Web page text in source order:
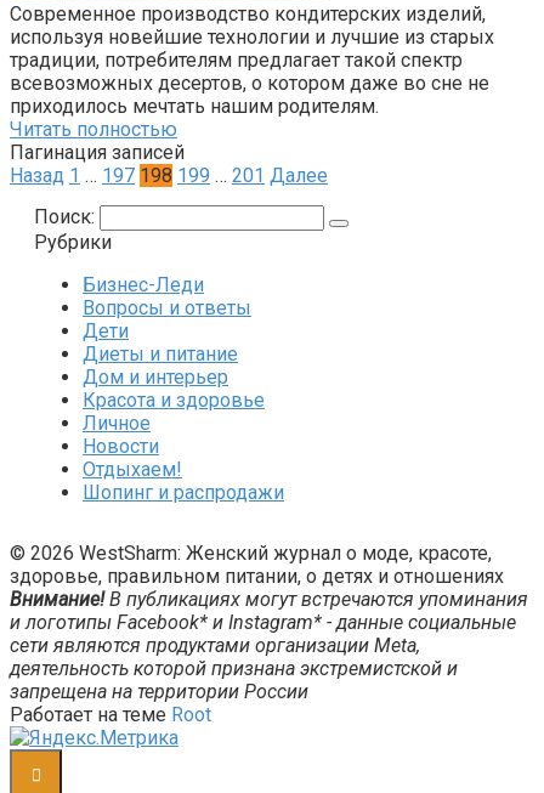
Современное производство кондитерских изделий,
используя новейшие технологии и лучшие из старых
традиции, потребителям предлагает такой спектр
всевозможных десертов, о котором даже во сне не
приходилось мечтать нашим родителям.
Читать полностью
Пагинация записей
Назад 1 … 197 198 199 … 201 Далее
Поиск:
Рубрики
Бизнес-Леди
Вопросы и ответы
Дети
Диеты и питание
Дом и интерьер
Красота и здоровье
Личное
Новости
Отдыхаем!
Шопинг и распродажи
© 2026 WestSharm: Женский журнал о моде, красоте,
здоровье, правильном питании, о детях и отношениях
Внимание!В публикациях могут встречаются упоминания
и логотипы Facebook* и Instagram* - данные социальные
сети являются продуктами организации Meta,
деятельность которой признана экстремистской и
запрещена на территории России
Работает на теме Root